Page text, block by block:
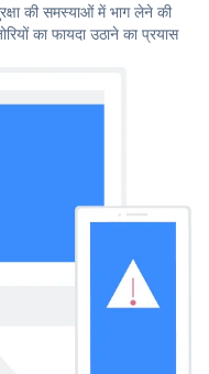
की समस्याओं में भाग लेने की
का फायदा उठाने का प्रयास